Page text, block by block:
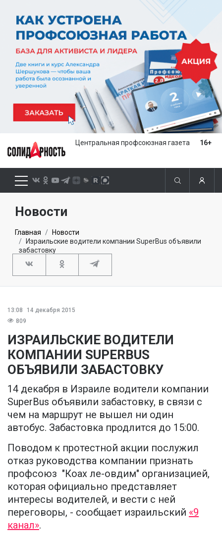
Центральная профсоюзная газета 16+
Новости
Главная
Новости
Израильские водители компании SuperBus объявили
забастовку
13:08
14 декабря 2015
809
ИЗРАИЛЬСКИЕ ВОДИТЕЛИ
КОМПАНИИ SUPERBUS
ОБЪЯВИЛИ ЗАБАСТОВКУ
14 декабря в Израиле водители компании
SuperBus объявили забастовку, в связи с
чем на маршрут не вышел ни один
автобус. Забастовка продлится до 15:00.
Поводом к протестной акции послужил
отказ руководства компании признать
профсоюз "Коах ле-овдим" организацией,
которая официально представляет
интересы водителей, и вести с ней
переговоры, - сообщает израильский «9
канал».